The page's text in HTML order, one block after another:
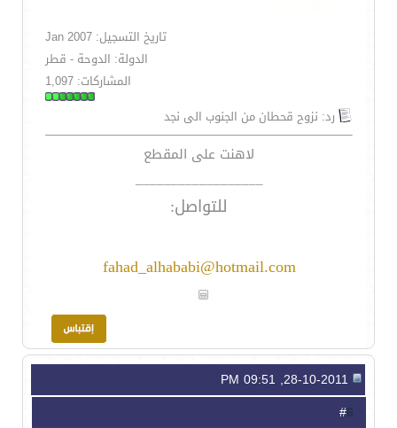
تاريخ التسجيل: Jan 2007
الدولة: الدوحة - قطر
المشاركات: 1,097
رد: نزوح قحطان من الجنوب الى نجد
لاهنت على المقطع
__________________
للتواصل:
fahad_alhababi@hotmail.com
6